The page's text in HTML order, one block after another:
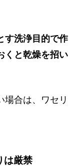
す洗浄目的で作
くと乾燥を招い
場合は、ワセリ
は厳禁